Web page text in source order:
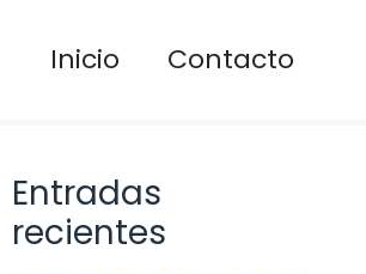
Inicio Contacto
Entradas
recientes